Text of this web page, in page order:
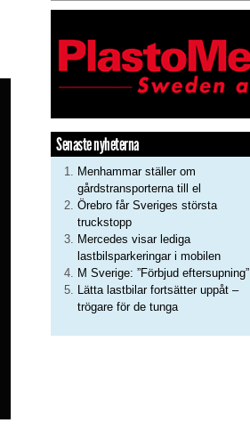
Senaste nyheterna
Menhammar ställer om
gårdstransporterna till el
Örebro får Sveriges största
truckstopp
Mercedes visar lediga
lastbilsparkeringar i mobilen
M Sverige: ”Förbjud eftersupning”
Lätta lastbilar fortsätter uppåt –
trögare för de tunga